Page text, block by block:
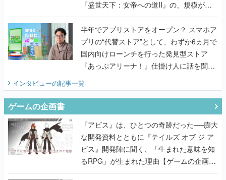
『盛世天下：女帝への道II』の、規模が違
うこだわりをプロデューサーに聞いた
半年でアプリストアをオープン？ スマホア
プリの“代替ストア”として、わずか6ヵ月で
国内向けローンチを行った発見型ストア
『あっぷアリーナ！』仕掛け人に話を聞い
てみた
インタビューの記事一覧
ゲームの企画書
『アビス』は、ひとつの奇跡だった──膨大
な開発資料とともに『テイルズ オブ ジ ア
ビス』開発陣に聞く、「生まれた意味を知
るRPG」が生まれた理由【ゲームの企画
書】